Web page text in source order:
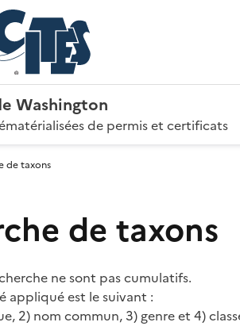
Washington
de permis et certificats
de taxons
de taxons
ne sont pas cumulatifs.
appliqué est le suivant :
2) nom commun, 3) genre et 4)